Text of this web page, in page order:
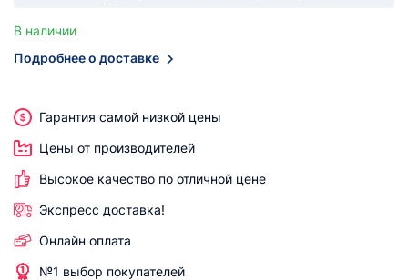
В наличии
Подробнее о доставке
Гарантия самой низкой цены
Цены от производителей
Высокое качество по отличной цене
Экспресс доставка!
Онлайн оплата
№1 выбор покупателей